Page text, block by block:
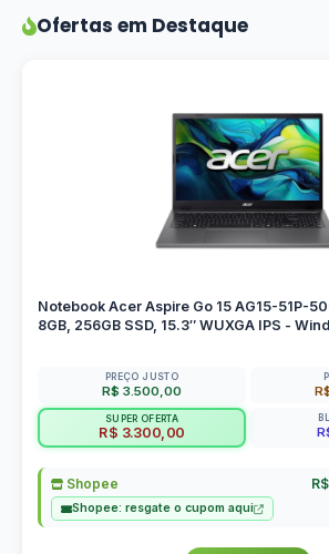
Ofertas em Destaque
Notebook Acer Aspire Go 15 AG15-51P-
8GB, 256GB SSD, 15.3″ WUXGA IPS -
PREÇO JUSTO
R$ 3.500,00
SUPER OFERTA
R$ 3.300,00
Shopee
Shopee: resgate o cupom aqui